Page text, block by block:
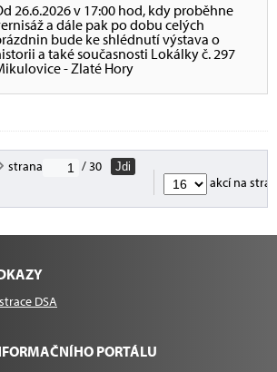
26.6.2026 v 17:00 hod, kdy proběhne
a dále pak po dobu celých
bude ke shlédnutí výstava o
a také současnosti Lokálky č. 297
- Zlaté Hory
strana / 30
Jdi
akcí na
DSA
PORTÁLU